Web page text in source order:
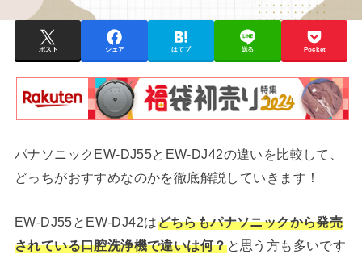
ポスト シェア はてブ 送る Pocket
パナソニックEW-DJ55とEW-DJ42の違いを比較して、
どっちがおすすめなのかを徹底解説していきます！
EW-DJ55とEW-DJ42はどちらもパナソニックから発売
されている口腔洗浄機で違いは何？と思う方も多いです